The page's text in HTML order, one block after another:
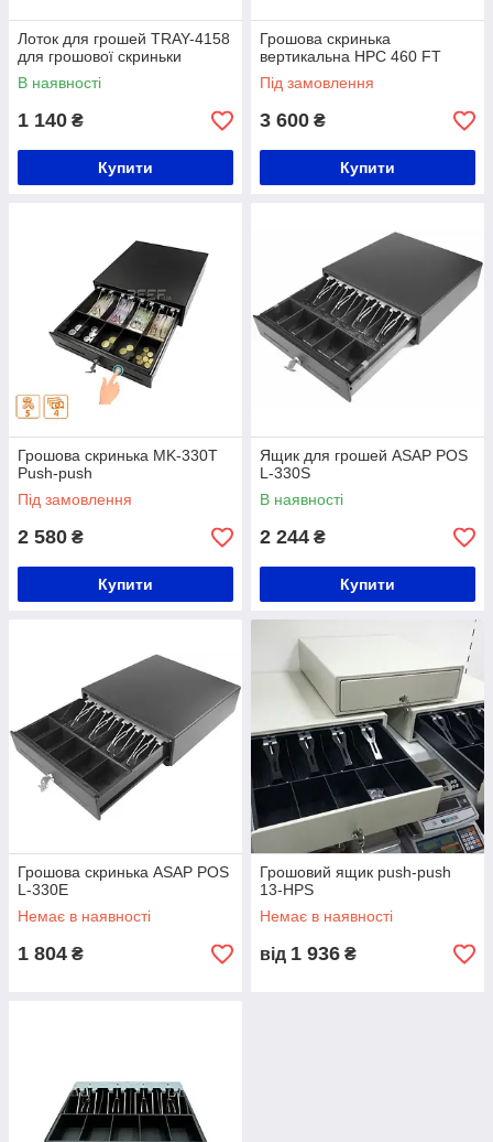
Лоток для грошей TRAY-4158
для грошової скриньки
В наявності
1 140 ₴
Купити
Грошова скринька
вертикальна HPC 460 FT
Під замовлення
3 600 ₴
Купити
Грошова скринька MK-330T
Push-push
Під замовлення
2 580 ₴
Купити
Ящик для грошей ASAP POS
L-330S
В наявності
2 244 ₴
Купити
Грошова скринька ASAP POS
L-330E
Немає в наявності
1 804 ₴
Грошовий ящик push-push
13-HPS
Немає в наявності
від 1 936 ₴